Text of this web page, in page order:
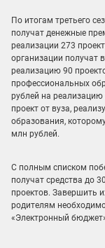
По итогам третьего
получат денежные
реализации 273
организации получат
реализацию 90
профессиональных
рублей на реализацию
проект от вуза,
образования,
млн рублей.
С полным списком
получат средства до
проектов. Завершить
родителям
«Электронный